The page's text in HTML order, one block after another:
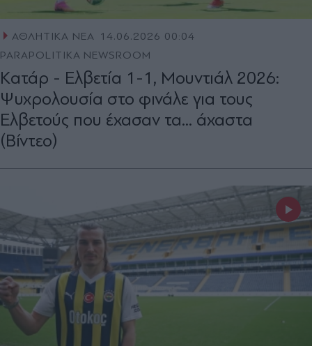
ΑΘΛΗΤΙΚΑ ΝΕΑ 14.06.2026 00:04
PARAPOLITIKA NEWSROOM
Kατάρ - Ελβετία 1-1, Μουντιάλ 2026:
Ψυχρολουσία στο φινάλε για τους
Ελβετούς που έχασαν τα... άχαστα
(Βίντεο)